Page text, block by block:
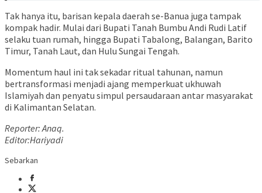
Tak hanya itu, barisan kepala daerah se-Banua juga tampak
kompak hadir. Mulai dari Bupati Tanah Bumbu Andi Rudi Latif
selaku tuan rumah, hingga Bupati Tabalong, Balangan, Barito
Timur, Tanah Laut, dan Hulu Sungai Tengah.
Momentum haul ini tak sekadar ritual tahunan, namun
bertransformasi menjadi ajang memperkuat ukhuwah
Islamiyah dan penyatu simpul persaudaraan antar masyarakat
di Kalimantan Selatan.
Reporter: Anaq.
Editor:Hariyadi
Sebarkan